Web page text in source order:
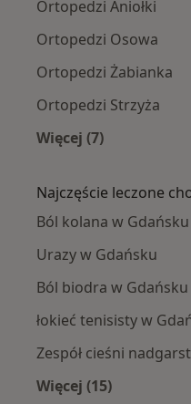
Ortopedzi Aniołki
Ortopedzi Osowa
Ortopedzi Żabianka
Ortopedzi Strzyża
Więcej (7)
Najczęście leczone
Ból kolana w Gdańsku
Urazy w Gdańsku
Ból biodra w Gdańsku
łokieć tenisisty w
Zespół cieśni
Więcej (15)